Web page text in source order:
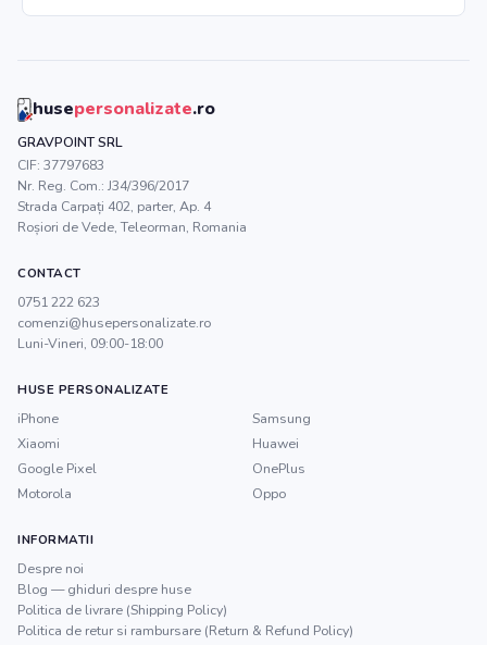
husepersonalizate.ro
GRAVPOINT SRL
CIF: 37797683
Nr. Reg. Com.: J34/396/2017
Strada Carpați 402, parter, Ap. 4
Roșiori de Vede,Teleorman, Romania
CONTACT
0751 222 623
comenzi@husepersonalizate.ro
Luni-Vineri, 09:00-18:00
HUSE PERSONALIZATE
iPhone
Samsung
Xiaomi
Huawei
Google Pixel
OnePlus
Motorola
Oppo
INFORMATII
Despre noi
Blog — ghiduri despre huse
Politica de livrare (Shipping Policy)
Politica de retur si rambursare (Return & Refund Policy)